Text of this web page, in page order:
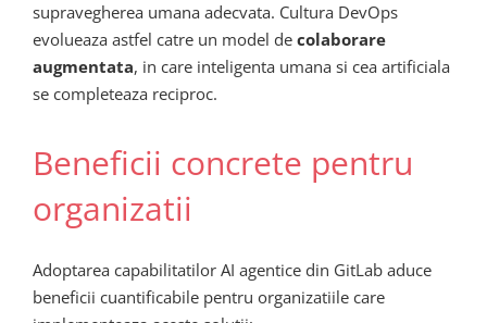
supravegherea umana adecvata. Cultura DevOps
evolueaza astfel catre un model de colaborare
augmentata, in care inteligenta umana si cea artificiala
se completeaza reciproc.
Beneficii concrete pentru
organizatii
Adoptarea capabilitatilor AI agentice din GitLab aduce
beneficii cuantificabile pentru organizatiile care